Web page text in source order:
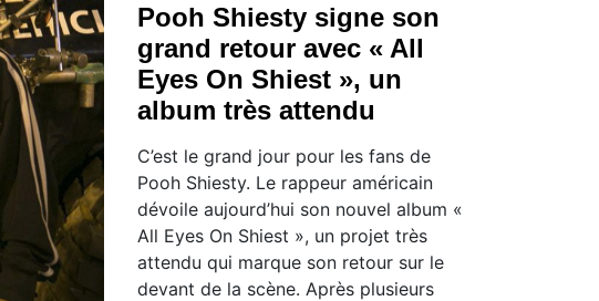
Pooh Shiesty signe son
grand retour avec « All
Eyes On Shiest », un
album très attendu
C’est le grand jour pour les fans de
Pooh Shiesty. Le rappeur américain
dévoile aujourd’hui son nouvel album «
All Eyes On Shiest », un projet très
attendu qui marque son retour sur le
devant de la scène. Après plusieurs